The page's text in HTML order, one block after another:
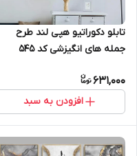
تابلو دکوراتیو هپی لند طرح
جمله های انگیزشی کد 545
631,000
افزودن به سبد